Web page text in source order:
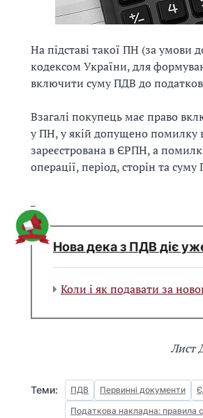
На підставі такої ПН (за
кодексом України, для
включити суму ПДВ до
Взагалі покупець має право
у ПН, у якій допущено помилку
зареєстрована в ЄРПН, а
операції, період, сторін та
Нова дека з ПДВ діє
Коли і як подавати за
Лист
Теми: ПДВ Первинні документи
Податкова накладна: правила